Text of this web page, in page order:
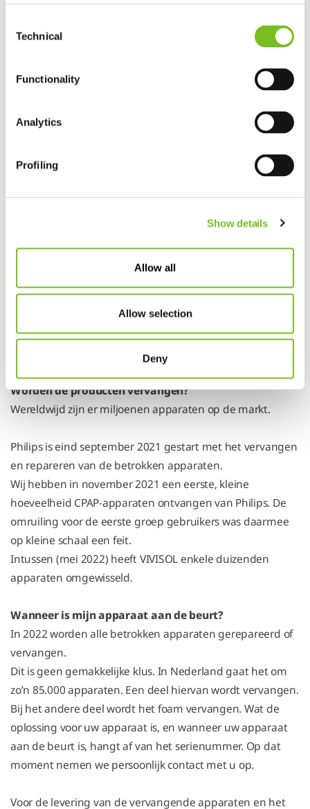
Selection
Technical
Functionality
Analytics
Profiling
Show details
Allow all
Allow selection
Deny
Dan hoeft u niets te doen. Wij nemen contact met u op als
Gebruikt u een thuisbeademingsapparaat?
Dan adviseert Philips u om contact op te nemen met uw
behandelend arts en voor die tijd niet te stoppen met het
via VIVISOL Nederland zijn geleverd en die onder deze
veiligheidsmelding vallen, voor eventuele reparatie of
vervanging worden ingepland.
Worden de producten vervangen?
Wereldwijd zijn er miljoenen apparaten op de markt.
Philips is eind september 2021 gestart met het vervangen
en repareren van de betrokken apparaten.
Wij hebben in november 2021 een eerste, kleine
hoeveelheid CPAP-apparaten ontvangen van Philips. De
omruiling voor de eerste groep gebruikers was daarmee
op kleine schaal een feit.
Intussen (mei 2022) heeft VIVISOL enkele duizenden
apparaten omgewisseld.
Wanneer is mijn apparaat aan de beurt?
In 2022 worden alle betrokken apparaten gerepareerd of
vervangen.
Dit is geen gemakkelijke klus. In Nederland gaat het om
zo’n 85.000 apparaten. Een deel hiervan wordt vervangen.
Bij het andere deel wordt het foam vervangen. Wat de
oplossing voor uw apparaat is, en wanneer uw apparaat
aan de beurt is, hangt af van het serienummer. Op dat
moment nemen we persoonlijk contact met u op.
Voor de levering van de vervangende apparaten en het